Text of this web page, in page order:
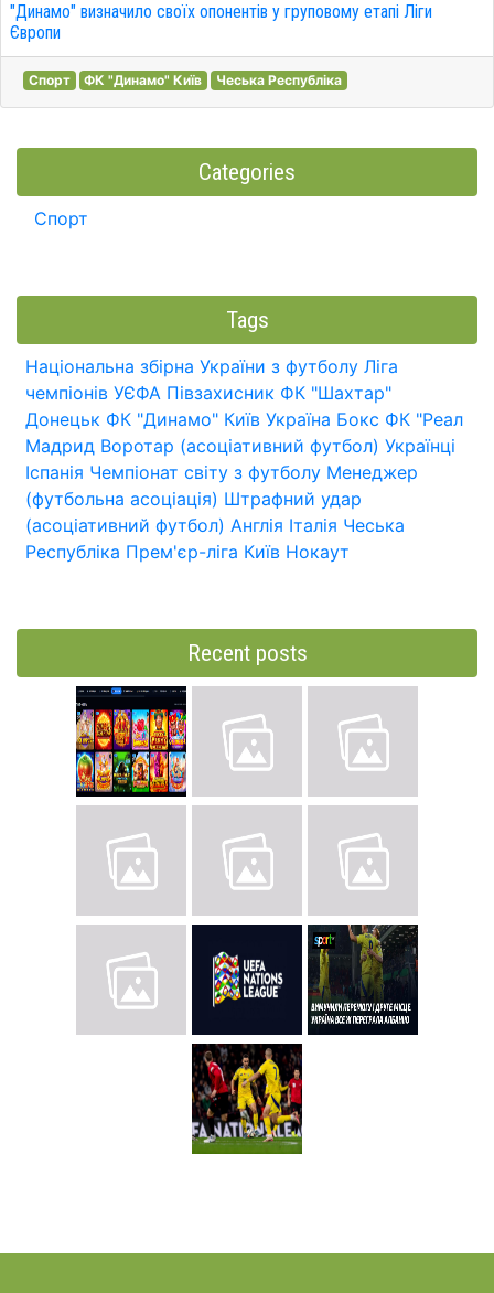
"Динамо" визначило своїх опонентів у груповому етапі Ліги
Європи
Спорт ФК "Динамо" Київ Чеська Республіка
Categories
Спорт
Tags
Національна збірна України з футболу Ліга
чемпіонів УЄФА Півзахисник ФК "Шахтар"
Донецьк ФК "Динамо" Київ Україна Бокс ФК "Реал
Мадрид Воротар (асоціативний футбол) Українці
Іспанія Чемпіонат світу з футболу Менеджер
(футбольна асоціація) Штрафний удар
(асоціативний футбол) Англія Італія Чеська
Республіка Прем'єр-ліга Київ Нокаут
Recent posts